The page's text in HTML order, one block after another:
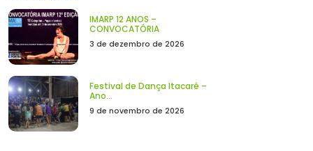
IMARP 12 ANOS –
CONVOCATÓRIA
3 de dezembro de 2026
Festival de Dança Itacaré –
Ano...
9 de novembro de 2026